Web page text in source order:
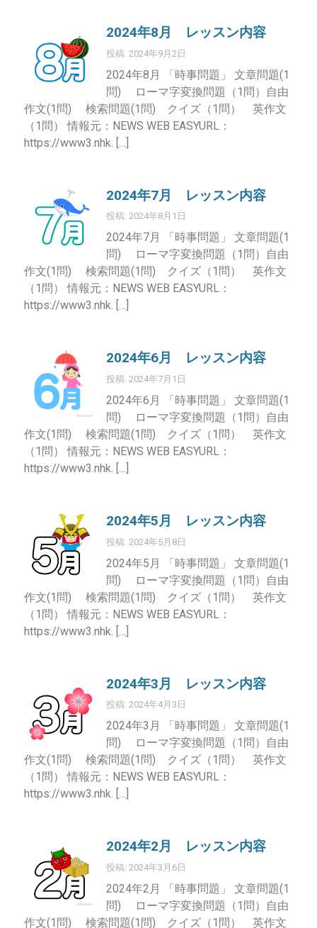
2024年8月 レッスン内容
投稿: 2024年9月2日
2024年8月 「時事問題」 文章問題(1
問) ローマ字変換問題（1問）自由
作文(1問) 検索問題(1問) クイズ（1問） 英作文
（1問） 情報元：NEWS WEB EASYURL：
https://www3.nhk. […]
2024年7月 レッスン内容
投稿: 2024年8月1日
2024年7月 「時事問題」 文章問題(1
問) ローマ字変換問題（1問）自由
作文(1問) 検索問題(1問) クイズ（1問） 英作文
（1問） 情報元：NEWS WEB EASYURL：
https://www3.nhk. […]
2024年6月 レッスン内容
投稿: 2024年7月1日
2024年6月 「時事問題」 文章問題(1
問) ローマ字変換問題（1問）自由
作文(1問) 検索問題(1問) クイズ（1問） 英作文
（1問） 情報元：NEWS WEB EASYURL：
https://www3.nhk. […]
2024年5月 レッスン内容
投稿: 2024年5月8日
2024年5月 「時事問題」 文章問題(1
問) ローマ字変換問題（1問）自由
作文(1問) 検索問題(1問) クイズ（1問） 英作文
（1問） 情報元：NEWS WEB EASYURL：
https://www3.nhk. […]
2024年3月 レッスン内容
投稿: 2024年4月3日
2024年3月 「時事問題」 文章問題(1
問) ローマ字変換問題（1問）自由
作文(1問) 検索問題(1問) クイズ（1問） 英作文
（1問） 情報元：NEWS WEB EASYURL：
https://www3.nhk. […]
2024年2月 レッスン内容
投稿: 2024年3月6日
2024年2月 「時事問題」 文章問題(1
問) ローマ字変換問題（1問）自由
作文(1問) 検索問題(1問) クイズ（1問） 英作文